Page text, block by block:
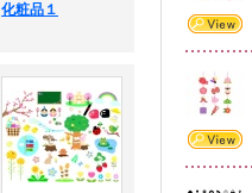
化粧品１